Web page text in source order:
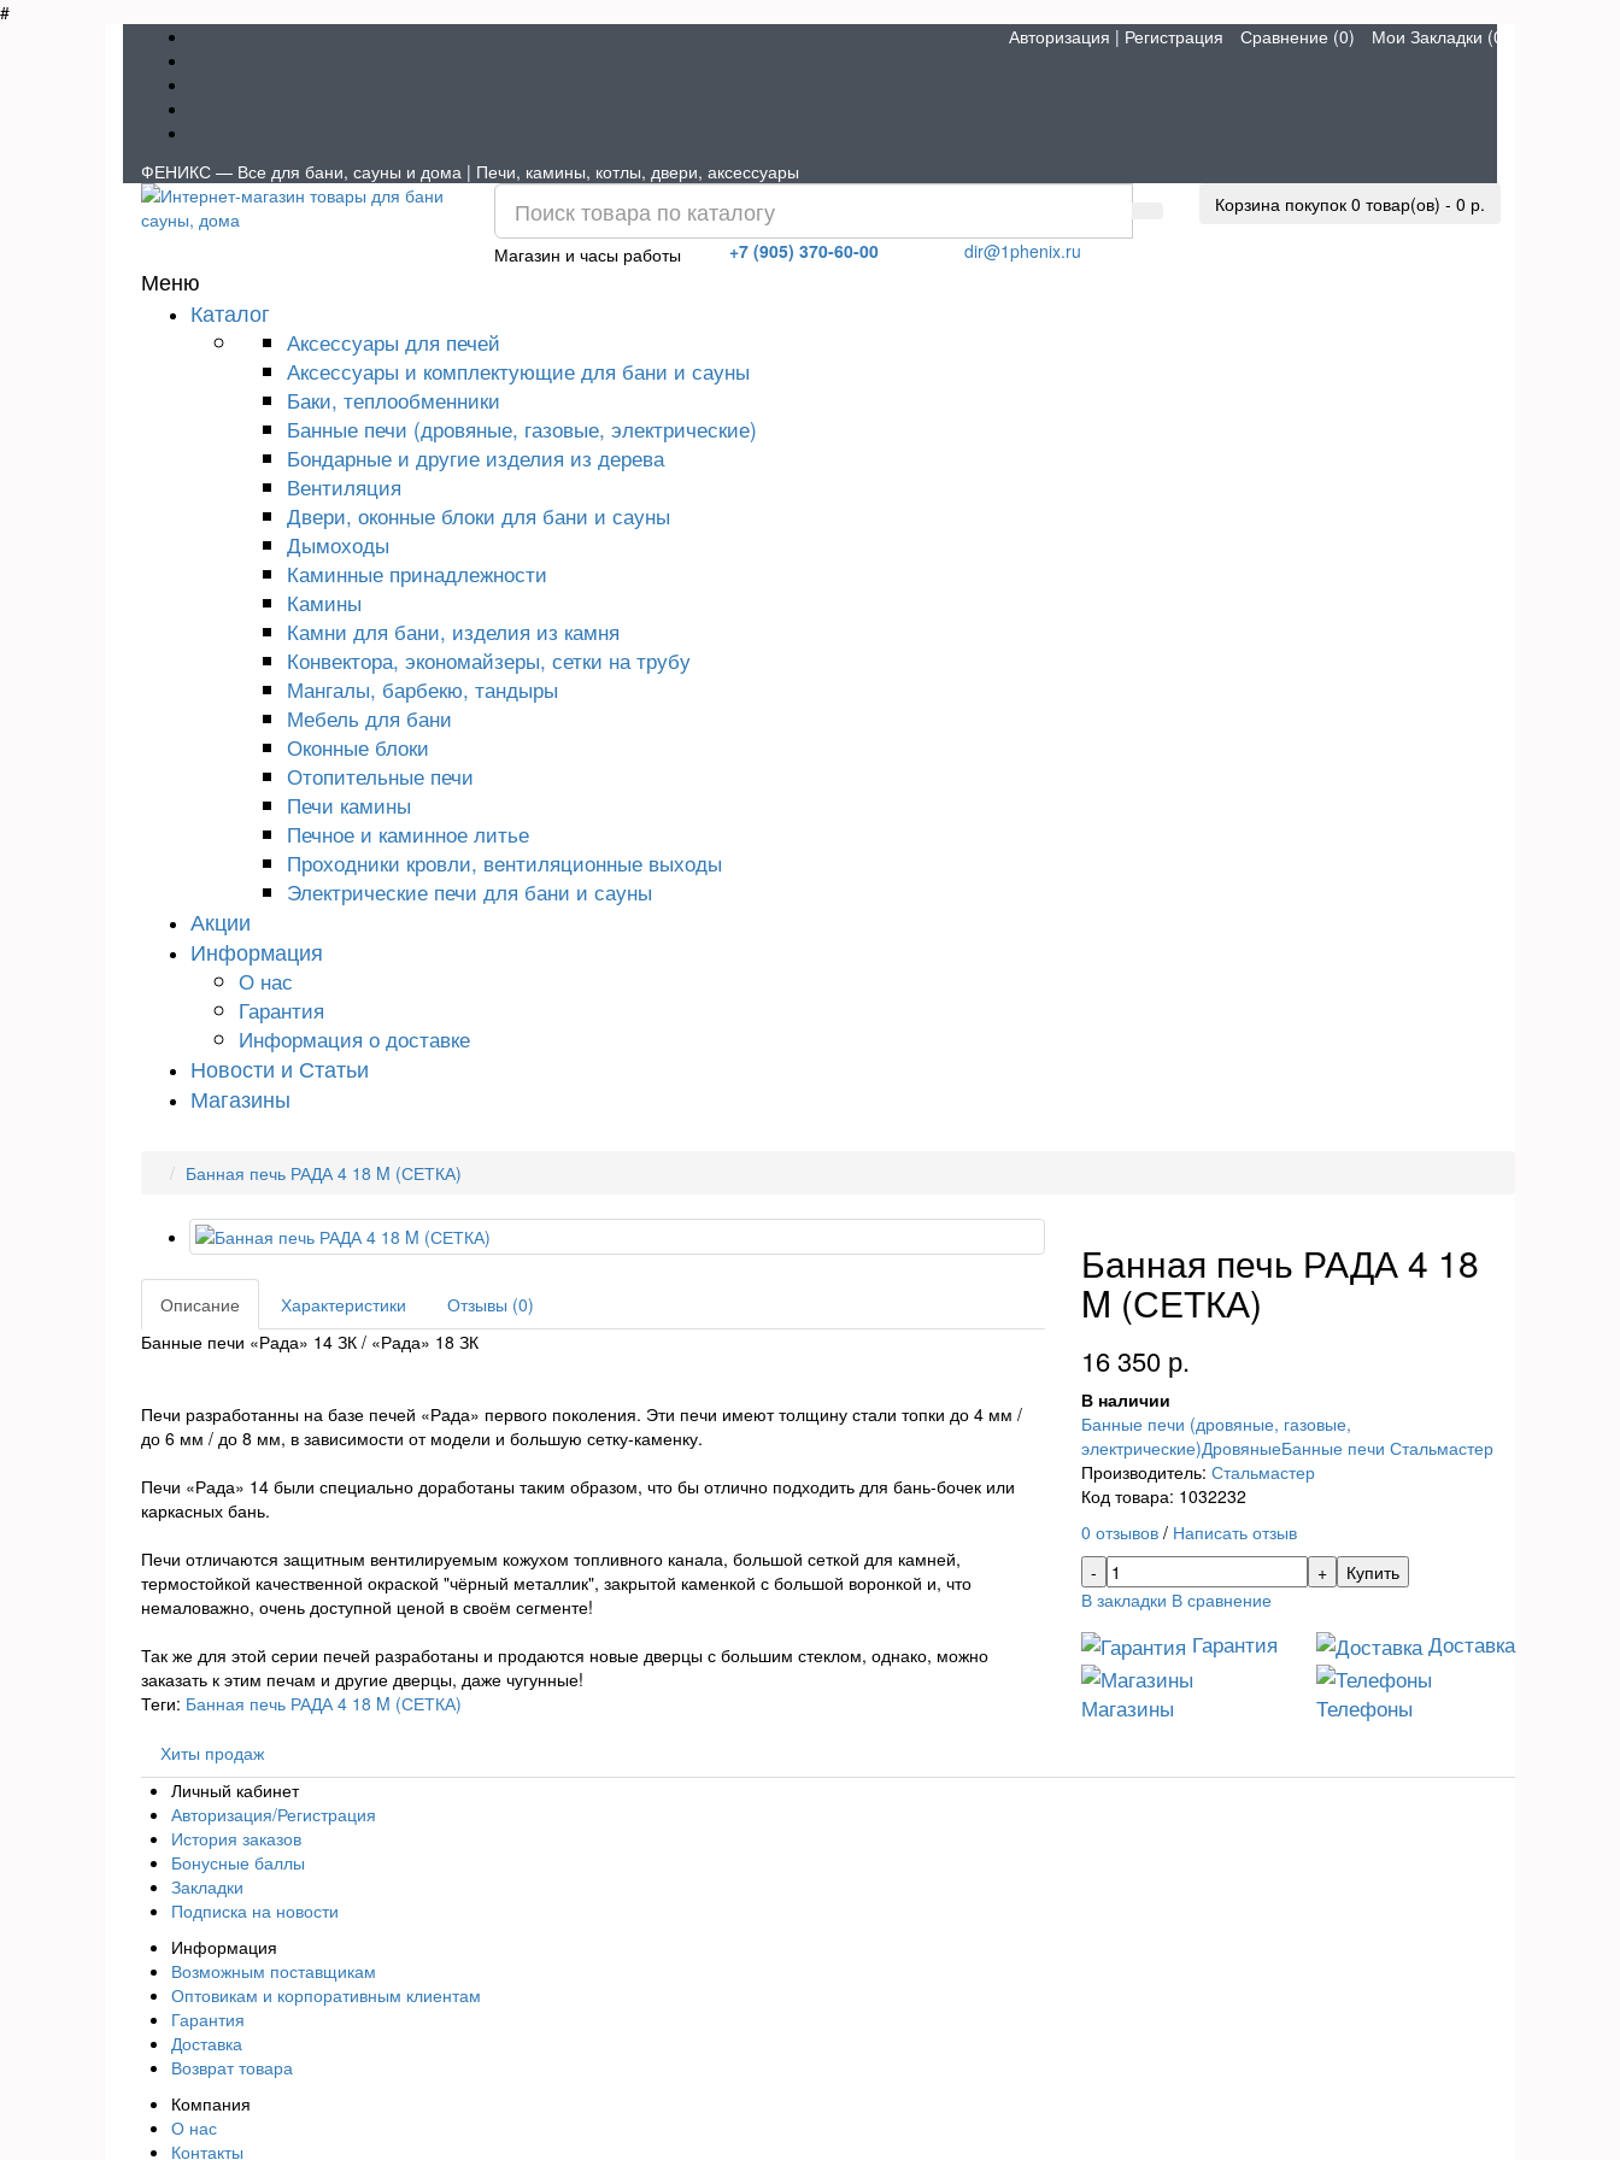
#
ФЕНИКС — Все для бани, сауны и дома | Печи, камины, котлы, двери, аксессуары
Авторизация | Регистрация Сравнение (0) Мои Закладки (0)
Магазин и часы работы +7 (905) 370-60-00 dir@1phenix.ru
Корзина покупок 0 товар(ов) - 0 р.
Меню
Каталог
Аксессуары для печей
Аксессуары и комплектующие для бани и сауны
Баки, теплообменники
Банные печи (дровяные, газовые, электрические)
Бондарные и другие изделия из дерева
Вентиляция
Двери, оконные блоки для бани и сауны
Дымоходы
Каминные принадлежности
Камины
Камни для бани, изделия из камня
Конвектора, экономайзеры, сетки на трубу
Мангалы, барбекю, тандыры
Мебель для бани
Оконные блоки
Отопительные печи
Печи камины
Печное и каминное литье
Проходники кровли, вeнтиляционные выходы
Электрические печи для бани и сауны
Акции
Информация
О нас
Гарантия
Информация о доставке
Новости и Статьи
Магазины
Банная печь РАДА 4 18 M (СЕТКА)
Описание Характеристики
Отзывы (0)
Банные печи «Рада» 14 ЗК / «Рада» 18 ЗК
Печи разработанны на базе печей «Рада» первого поколения. Эти печи имеют толщину стали топки до 4 мм /
до 6 мм / до 8 мм, в зависимости от модели и большую сетку-каменку.
Печи «Рада» 14 были специально доработаны таким образом, что бы отлично подходить для бань-бочек или
каркасных бань.
Печи отличаются защитным вентилируемым кожухом топливного канала, большой сеткой для камней,
термостойкой качественной окраской "чёрный металлик", закрытой каменкой с большой воронкой и, что
немаловажно, очень доступной ценой в своём сегменте!
Так же для этой серии печей разработаны и продаются новые дверцы с большим стеклом, однако, можно
заказать к этим печам и другие дверцы, даже чугунные!
Теги: Банная печь РАДА 4 18 M (СЕТКА)
Банная печь РАДА 4 18
M (СЕТКА)
16 350 р.
В наличии
Банные печи (дровяные, газовые,
электрические)ДровяныеБанные печи Стальмастер
Производитель: Стальмастер
Код товара: 1032232
0 отзывов / Написать отзыв
Купить
В закладки В сравнение
Гарантия Доставка
Магазины Телефоны
Хиты продаж
Личный кабинет
Авторизация/Регистрация
История заказов
Бонусные баллы
Закладки
Подписка на новости
Информация
Возможным поставщикам
Оптовикам и корпоративным клиентам
Гарантия
Доставка
Возврат товара
Компания
О нас
Контакты